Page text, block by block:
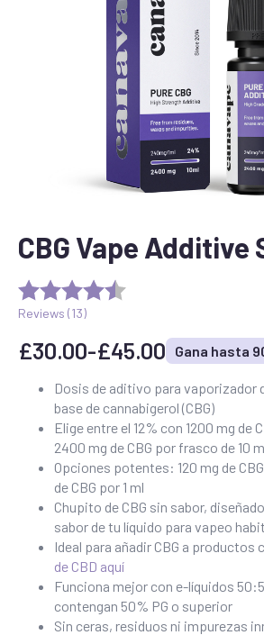
CBG Vape Additive
Reviews (13)
£30.00-£45.00
Rango
de
precios:
desde
£30,00
hasta
£45,00
Gana hasta
Dosis de aditivo para vaporizador
base de cannabigerol (CBG)
Elige entre el 12% con 1200 mg de
2400 mg de CBG por frasco de 10
Opciones potentes: 120 mg de
de CBG por 1 ml
Chupito de CBG sin sabor,
sabor de tu líquido para vapeo
Ideal para añadir CBG a productos
de CBD aquí
Funciona mejor con e-líquidos
contengan 50% PG o superior
Sin ceras, residuos ni impurezas